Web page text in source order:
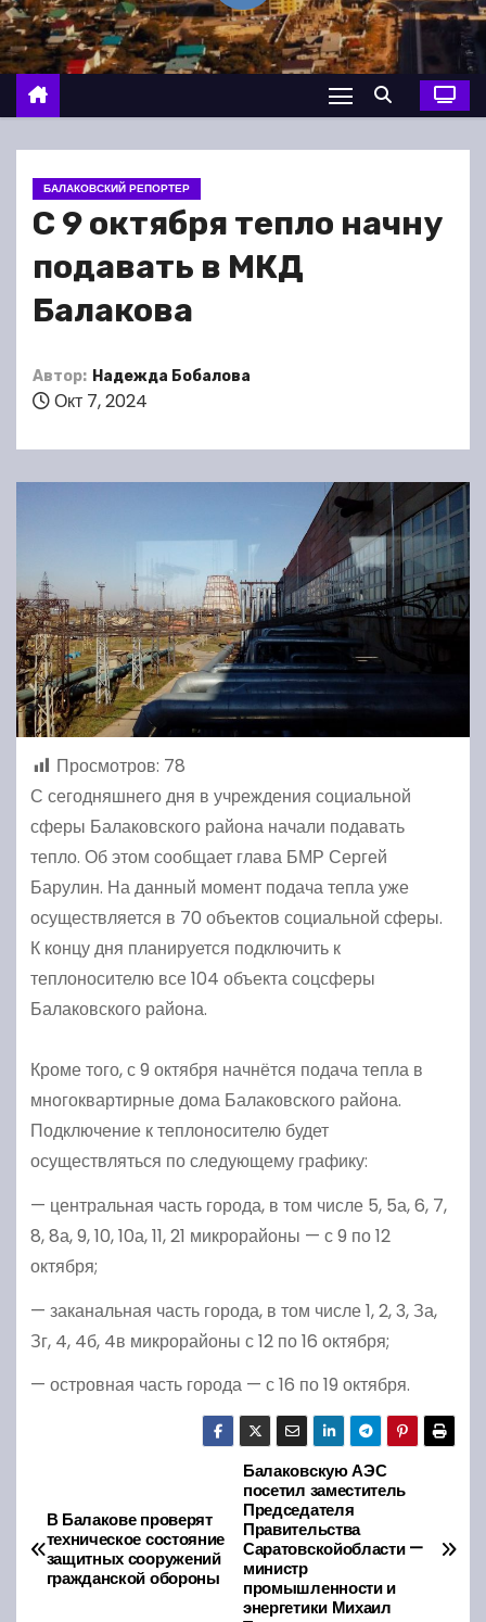
о
м
у
БАЛАКОВСКИЙ РЕПОРТЕР
С 9 октября тепло начну
подавать в МКД
Балакова
Автор: Надежда Бобалова
Окт 7, 2024
Просмотров: 78
С сегодняшнего дня в учреждения социальной
сферы Балаковского района начали подавать
тепло. Об этом сообщает глава БМР Сергей
Барулин. На данный момент подача тепла уже
осуществляется в 70 объектов социальной сферы.
К концу дня планируется подключить к
теплоносителю все 104 объекта соцсферы
Балаковского района.
Кроме того, с 9 октября начнётся подача тепла в
многоквартирные дома Балаковского района.
Подключение к теплоносителю будет
осуществляться по следующему графику:
— центральная часть города, в том числе 5, 5а, 6, 7,
8, 8а, 9, 10, 10а, 11, 21 микрорайоны — с 9 по 12
октября;
— заканальная часть города, в том числе 1, 2, 3, За,
Зг, 4, 4б, 4в микрорайоны с 12 по 16 октября;
— островная часть города — с 16 по 19 октября.
а
в
Балаковскую АЭС
посетил заместитель
Председателя
Правительства
Саратовскойобласти —
министр
промышленности и
энергетики Михаил
В Балакове проверят
техническое состояние
защитных сооружений
гражданской обороны